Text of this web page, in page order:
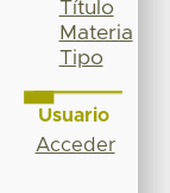
Título
Materia
Tipo
Usuario
Acceder